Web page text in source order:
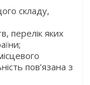
складу,
перелік яких
пов’язана з